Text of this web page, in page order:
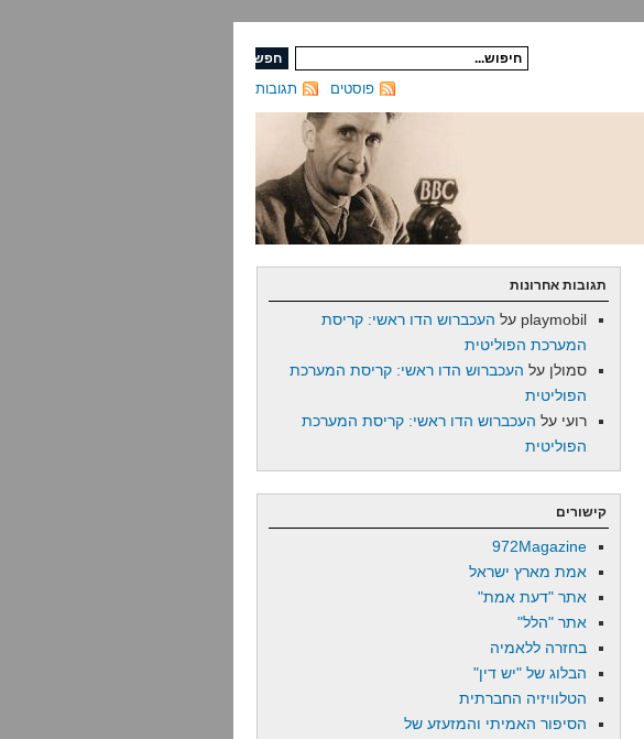
תגובות פוסטים
תגובות אחרונות
playmobil על העכברוש הדו ראשי: קריסת
המערכת הפוליטית
סמולן על העכברוש הדו ראשי: קריסת המערכת
הפוליטית
רועי על העכברוש הדו ראשי: קריסת המערכת
הפוליטית
קישורים
972Magazine
אמת מארץ ישראל
אתר "דעת אמת"
אתר "הלל"
בחזרה ללאמיה
הבלוג של "יש דין"
הטלוויזיה החברתית
הסיפור האמיתי והמזעזע של